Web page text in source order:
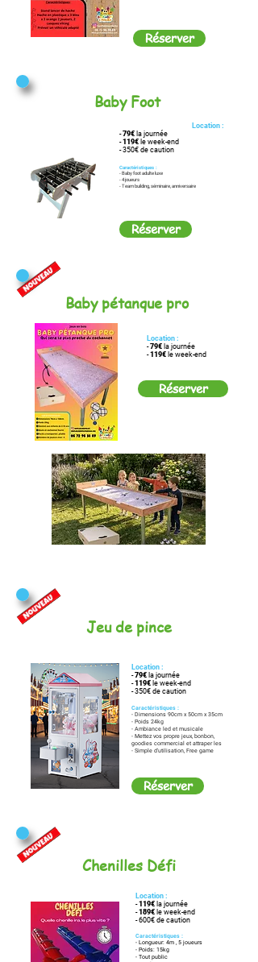
Réserver
Baby Foot
Location :
-79€ la journée
-119€ le week-end
- 350€ de caution
Caractéristiques :
- Baby foot adulte luxe
- 4 joueurs
- Team building, séminaire, anniversaire
Réserver
Baby pétanque pro
Location :
-79€ la journée
-119€ le week-end
Réserver
Jeu de pince
Location :
-79€ la journée
-119€ le week-end
- 350€ de caution
Caractéristiques :
- Dimensions 90cm x 50cm x 35cm
- Poids 24kg
- Ambiance led et musicale
- Mettez vos propre jeux, bonbon,
goodies commercial et attraper les
- Simple d'utilisation, Free game
Réserver
Chenilles Défi
Location :
-119€ la journée
-189€ le week-end
- 600€ de caution
Caractéristiques :
- Longueur: 4m , 5 joueurs
- Poids: 15kg
- Tout public